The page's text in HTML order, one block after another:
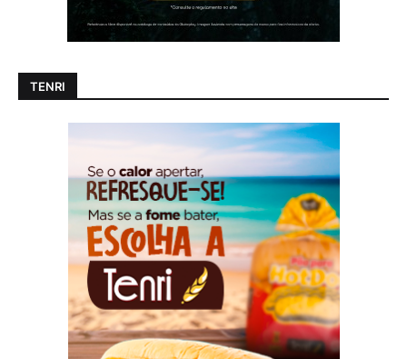
TENRI